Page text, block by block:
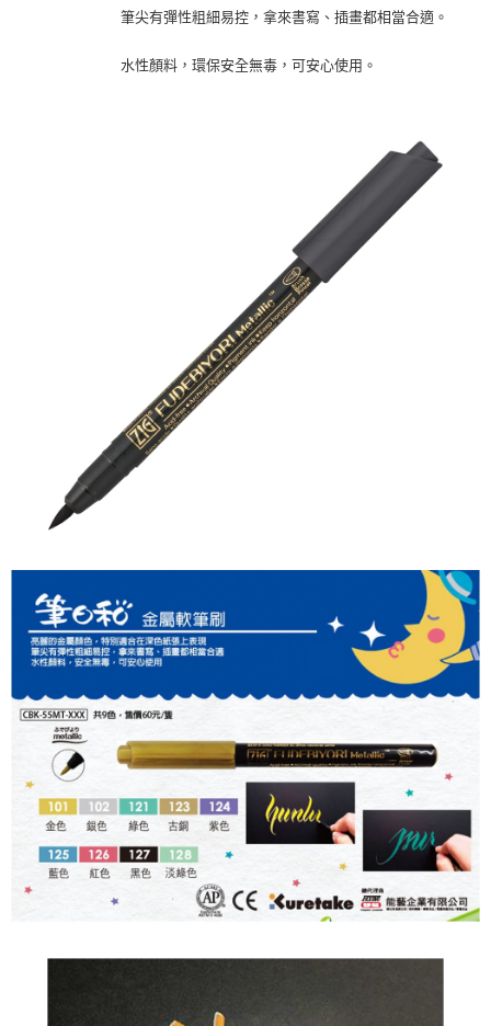
筆尖有彈性粗細易控，拿來書寫、插畫都相當合適。
水性顏料，環保安全無毒，可安心使用。